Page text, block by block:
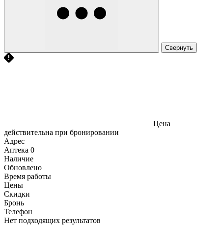
Свернуть
Цена
действительна при бронировании
Адрес
Аптека 0
Наличие
Обновлено
Время работы
Цены
Скидки
Бронь
Телефон
Нет подходящих результатов